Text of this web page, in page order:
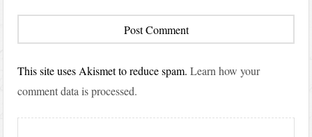
This site uses Akismet to reduce spam.Learn how your
comment data is processed.